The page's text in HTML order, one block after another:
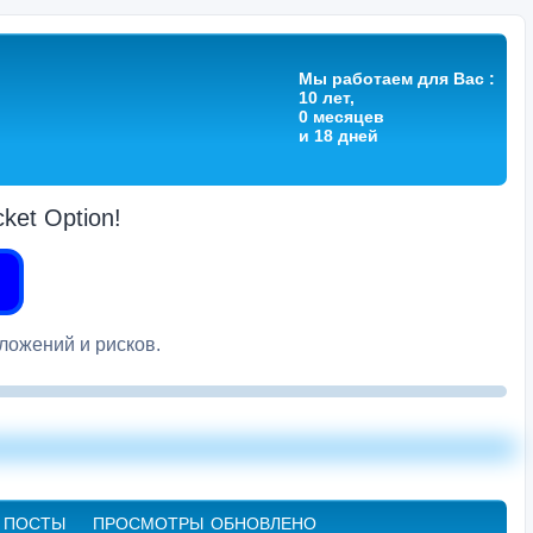
Мы работаем для Вас :
10 лет,
0 месяцев
и 18 дней
Option!
и рисков.
ПОСТЫ ПРОСМОТРЫ ОБНОВЛЕНО